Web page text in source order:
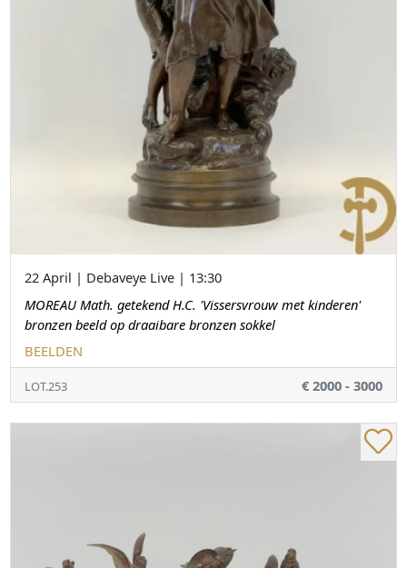
22 April | Debaveye Live | 13:30
MOREAU Math. getekend H.C. 'Vissersvrouw met kinderen'
bronzen beeld op draaibare bronzen sokkel
BEELDEN
LOT.253 € 2000 - 3000